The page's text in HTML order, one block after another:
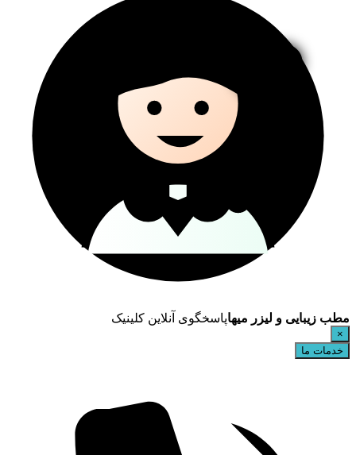
مطب زیبایی و لیزر میهاپاسخگوی آنلاین کلینیک
×
خدمات ما